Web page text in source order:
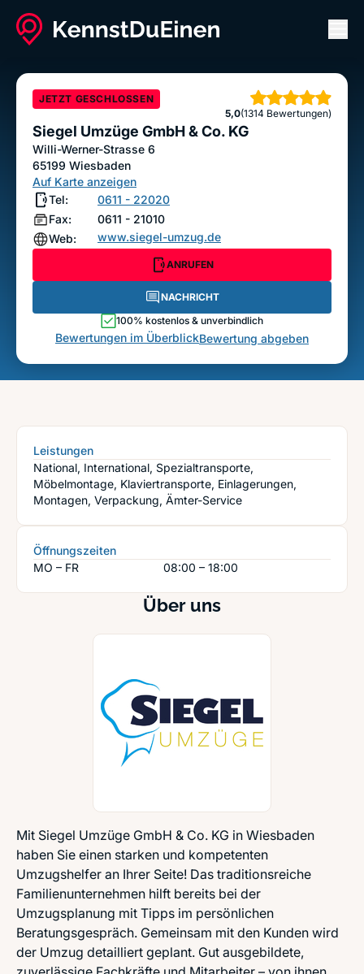
Siegel Umzüge GmbH & Co. KG
ANRUFEN NACHRICHT
Bewertung abgeben
JETZT GESCHLOSSEN
5,0
Sterne
(1314 Bewertungen)
Siegel Umzüge GmbH & Co. KG
Willi-Werner-Strasse 6
65199 Wiesbaden
Auf Karte anzeigen
Tel:
0611 - 22020
Fax:
0611 - 21010
Web:
www.siegel-umzug.de
ANRUFEN
NACHRICHT
100% kostenlos & unverbindlich
Bewertungen im ÜberblickBewertung abgeben
Über uns
Mit Siegel Umzüge GmbH & Co. KG in Wiesbaden
haben Sie einen starken und kompetenten
Umzugshelfer an Ihrer Seite! Das traditionsreiche
Familienunternehmen hilft bereits bei der
Umzugsplanung mit Tipps im persönlichen
Beratungsgespräch. Gemeinsam mit den Kunden wird
der Umzug detailliert geplant. Gut ausgebildete,
Leistungen
National, International, Spezialtransporte,
Möbelmontage, Klaviertransporte, Einlagerungen,
Montagen, Verpackung, Ämter-Service
Öffnungszeiten
MO – FR
08:00 – 18:00